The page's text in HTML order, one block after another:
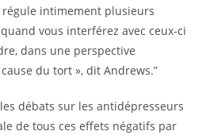
régule intimement plusieurs
vous interférez avec ceux-ci
dans une perspective
du tort », dit Andrews.”
débats sur les antidépresseurs
de tous ces effets négatifs par